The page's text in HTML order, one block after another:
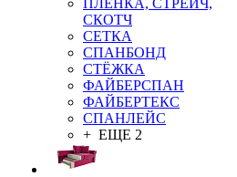
ПЛЁНКА, СТРЕЙЧ,
СКОТЧ
СЕТКА
СПАНБОНД
СТЁЖКА
ФАЙБЕРСПАН
ФАЙБЕРТЕКС
СПАНЛЕЙС
+ ЕЩЕ 2